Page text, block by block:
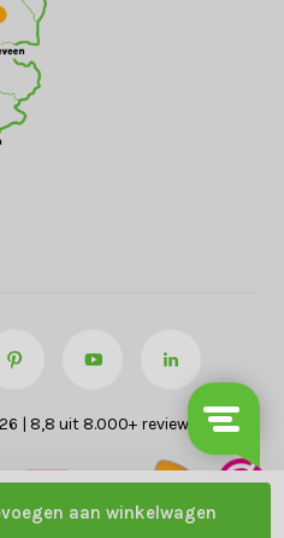
aan winkelwagen
| 8,8 uit 8.000+ reviews